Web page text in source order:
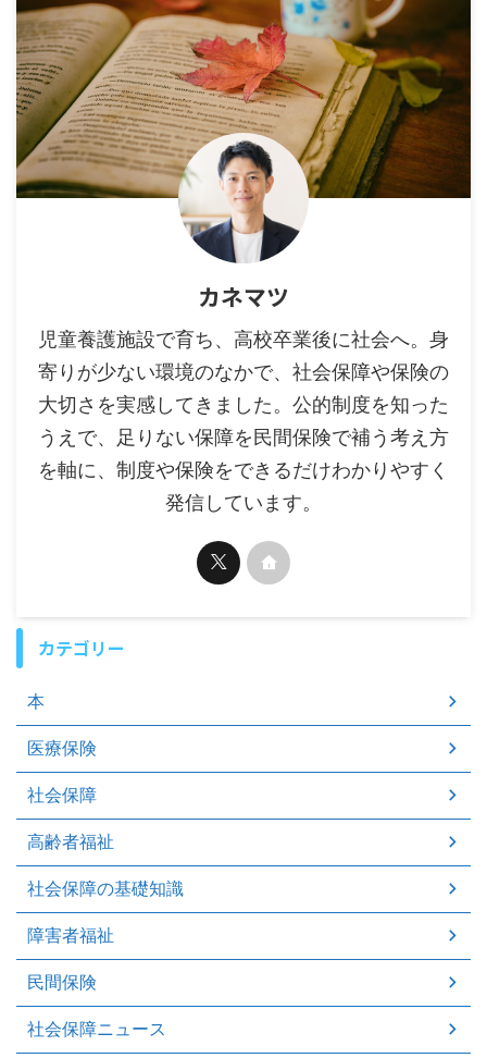
カネマツ
児童養護施設で育ち、高校卒業後に社会へ。身
寄りが少ない環境のなかで、社会保障や保険の
大切さを実感してきました。公的制度を知った
うえで、足りない保障を民間保険で補う考え方
を軸に、制度や保険をできるだけわかりやすく
発信しています。
カテゴリー
本
医療保険
社会保障
高齢者福祉
社会保障の基礎知識
障害者福祉
民間保険
社会保障ニュース